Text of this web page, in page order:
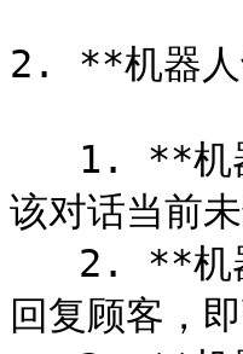
2. **机器人
该对话当前
回复顾客，